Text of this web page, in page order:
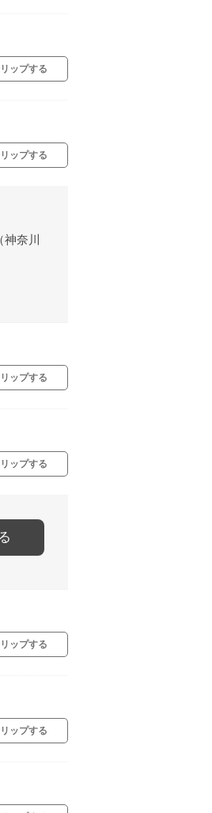
ップする
ップする
奈川
ップする
ップする
ップする
ップする